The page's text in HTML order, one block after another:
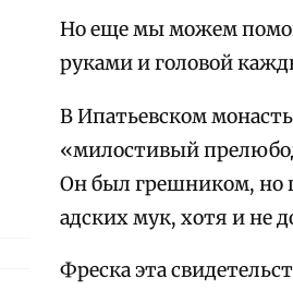
Но еще мы можем
руками и головой
В Ипатьевском
«милостивый
Он был грешником, но
адских мук, хотя и не
Фреска эта